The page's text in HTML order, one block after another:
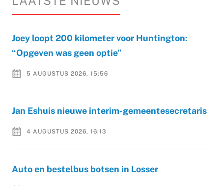
Joey loopt 200 kilometer voor Huntington:
“Opgeven was geen optie”
5 AUGUSTUS 2026, 15:56
Jan Eshuis nieuwe interim-gemeentesecretaris
4 AUGUSTUS 2026, 16:13
Auto en bestelbus botsen in Losser